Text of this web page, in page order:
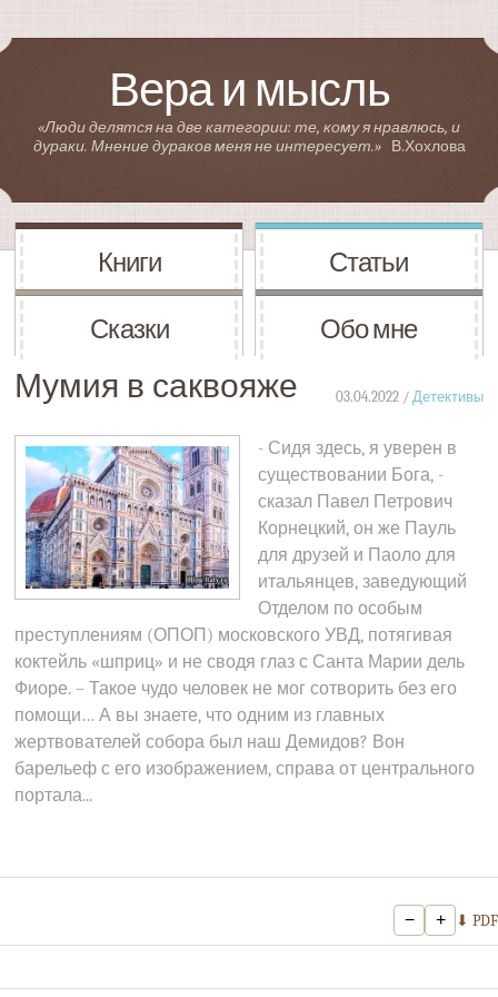
Вера и мысль
«Люди делятся на две категории: те, кому я нравлюсь, и
дураки. Мнение дураков меня не интересует.»
В.Хохлова
Книги Статьи
Сказки Обо мне
03.04.2022 / Детективы
Мумия в саквояже
- Сидя здесь, я уверен в
существовании Бога, -
сказал Павел Петрович
Корнецкий, он же Пауль
для друзей и Паоло для
итальянцев, заведующий
Отделом по особым
преступлениям (ОПОП) московского УВД, потягивая
коктейль «шприц» и не сводя глаз с Санта Марии дель
Фиоре. – Такое чудо человек не мог сотворить без его
помощи… А вы знаете, что одним из главных
жертвователей собора был наш Демидов? Вон
барельеф с его изображением, справа от центрального
портала...
− + ⬇ PDF